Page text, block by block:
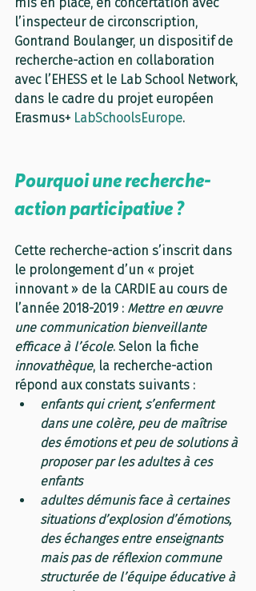
l’inspecteur de circonscription,
Gontrand Boulanger, un dispositif de
recherche-action en collaboration
avec l’EHESS et le Lab School Network,
dans le cadre du projet européen
Erasmus+ LabSchoolsEurope.
Pourquoi une recherche-
action participative ?
Cette recherche-action s’inscrit dans
le prolongement d’un « projet
innovant » de la CARDIE au cours de
l’année 2018-2019 : Mettre en œuvre
une communication bienveillante
efficace à l’école. Selon la fiche
innovathèque, la recherche-action
répond aux constats suivants :
enfants qui crient, s’enferment
dans une colère, peu de maîtrise
des émotions et peu de solutions à
proposer par les adultes à ces
enfants
adultes démunis face à certaines
situations d’explosion d’émotions,
des échanges entre enseignants
mais pas de réflexion commune
structurée de l’équipe éducative à